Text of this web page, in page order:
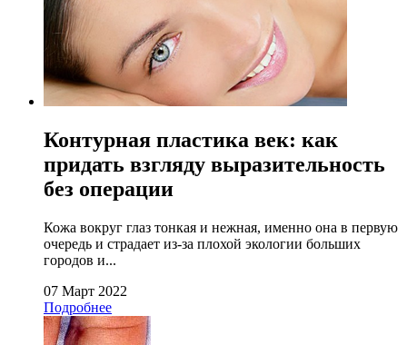
Контурная пластика век: как
придать взгляду выразительность
без операции
Кожа вокруг глаз тонкая и нежная, именно она в первую
очередь и страдает из-за плохой экологии больших
городов и...
07 Март 2022
Подробнее